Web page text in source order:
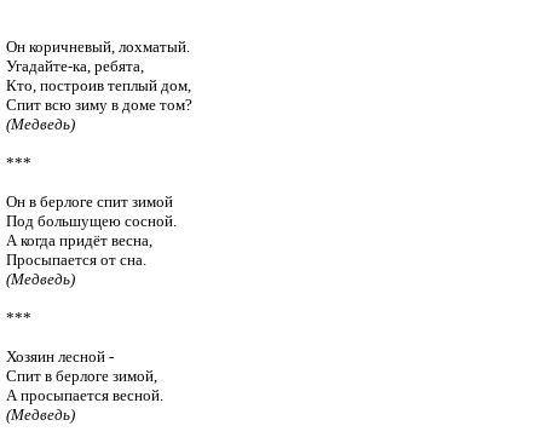
Он коричневый, лохматый.
Угадайте-ка, ребята,
Кто, построив теплый дом,
(Медведь)
***
Он в берлоге спит зимой
Под большущею сосной.
А когда придёт весна,
(Медведь)
***
Хозяин лесной -
Спит в берлоге зимой,
(Медведь)